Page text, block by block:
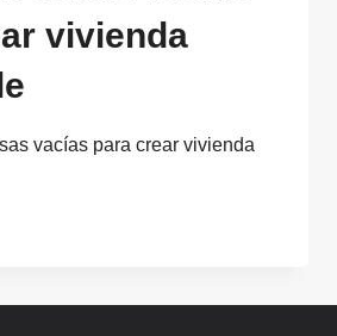
vivienda
vacías para crear vivienda